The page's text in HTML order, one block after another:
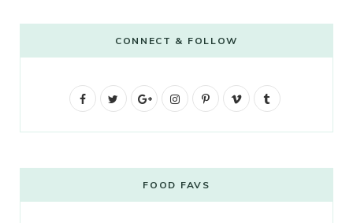
CONNECT & FOLLOW
F
b
t
G
g
l
I
t
a
P
e
V
o
l
FOOD FAVS